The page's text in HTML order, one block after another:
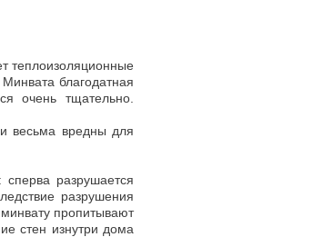
теплоизоляционные
благодатная
очень тщательно.
весьма вредны для
разрушается
разрушения
пропитывают
стен изнутри дома